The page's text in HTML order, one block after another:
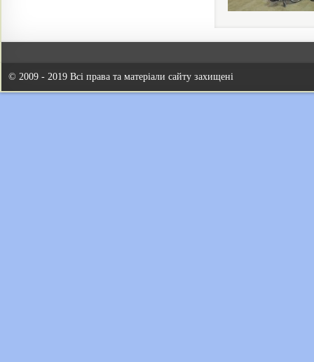
© 2009 - 2019 Всі права та матеріали сайту захищені